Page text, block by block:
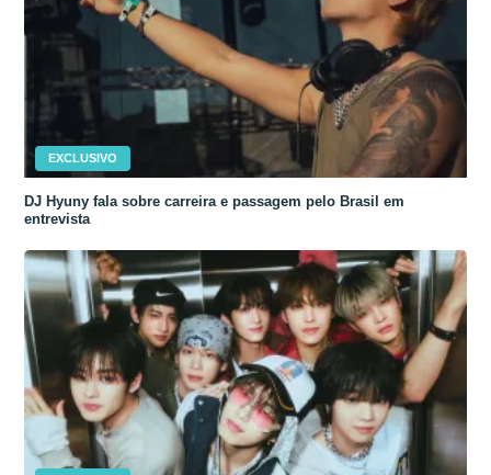
EXCLUSIVO
DJ Hyuny fala sobre carreira e passagem pelo Brasil em
entrevista